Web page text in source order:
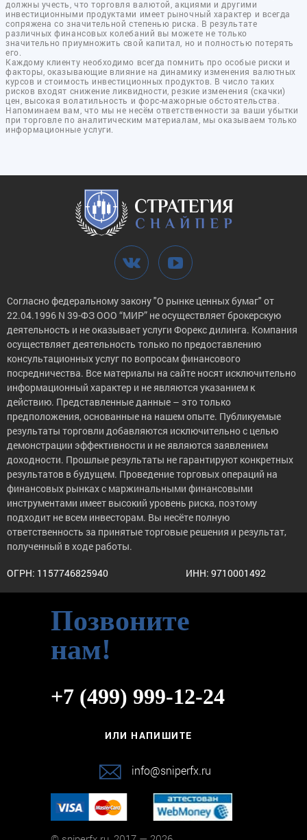
должны учесть, что торговля валютой, акциями и другими
инвестиционными продуктами имеет рыночный характер и всегда
сопряжена со значительной степенью риска. В результате
различных финансовых колебаний вы можете не только
значительно приумножить свой капитал, но и полностью потерять
его.
Каждому клиенту необходимо всегда помнить про особые риски и
факторы, оказывающие влияние на динамику изменения валютных
курсов и стоимость инвестиционных продуктов. В число таких
рисков входят снижение ликвидности, резкие изменения (скачки)
цен, высокая волатильность и форс-мажорные обстоятельства.
Напоминаем вам, что мы не несём ответственности за ваши убытки
при торговле по аналитическим материалам, мы оказываем только
информационные услуги.
Согласно федеральному закону "О рынке ценных бумаг" от
22.04.1996 N 39-ФЗ ООО “МИР” не осуществляет брокерскую
деятельность и не оказывает услуги Форекс дилинга. Компания
осуществляет деятельность только по предоставлению
консультационных услуг по вопросам финансового
посредничества. Все материалы на сайте носят исключительно
информационный характер и не являются указанием к
действию. Представленные данные – это только
предположения, основанные на нашем опыте. Публикуемые
результаты торговли добавляются исключительно с целью
демонстрации эффективности и не являются заявлением
доходности. Прошлые результаты не гарантируют конкретных
результатов в будущем. Проведение торговых операций на
финансовых рынках с маржинальными финансовыми
инструментами имеет высокий уровень риска, поэтому
подходит не всем инвесторам. Вы несёте полную
ответственность за принятые торговые решения и результат,
полученный в ходе работы.
ОГРН: 1157746825940 ИНН: 9710001492
Позвоните
нам!
+7 (499) 999-12-24
ИЛИ НАПИШИТЕ
info@sniperfx.ru